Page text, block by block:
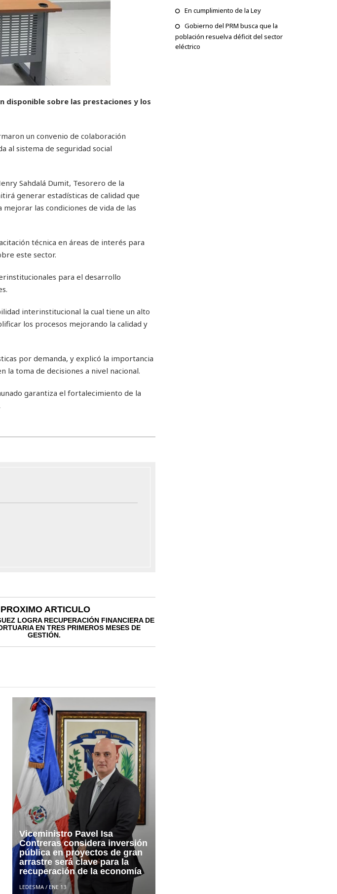
disponible sobre las prestaciones y los
un convenio de colaboración
al sistema de seguridad social
Sahdalá Dumit, Tesorero de la
generar estadísticas de calidad que
las condiciones de vida de las
técnica en áreas de interés para
este sector.
para el desarrollo
interinstitucional la cual tiene un alto
los procesos mejorando la calidad y
por demanda, y explicó la importancia
la toma de decisiones a nivel nacional.
garantiza el fortalecimiento de la
PROXIMO ARTICULO
LOGRA RECUPERACIÓN FINANCIERA DE
EN TRES PRIMEROS MESES DE
GESTIÓN.
Viceministro Pavel Isa
Contreras considera inversión
pública en proyectos de gran
arrastre será clave para la
recuperación de la economía
LEDESMA / ENE 13
En cumplimiento de la Ley
Gobierno del PRM busca que la
población resuelva déficit del sector
eléctrico